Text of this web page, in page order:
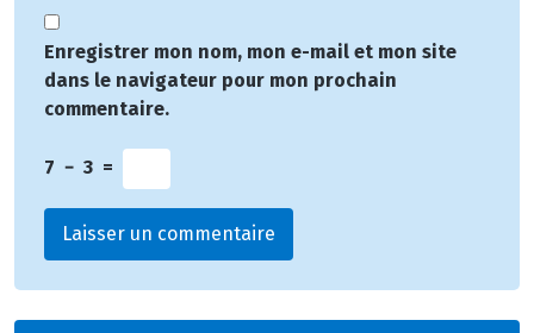
Enregistrer mon nom, mon e-mail et mon site
dans le navigateur pour mon prochain
commentaire.
7 − 3 =